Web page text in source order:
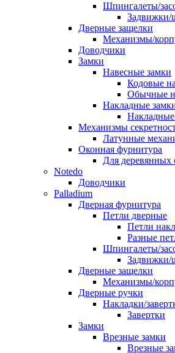
Шпингалеты/
Задвижки/
Дверные защелки
Механизмы/
Доводчики
Замки
Навесные замки
Кодовые
Обычные
Накладные
Накладные
Механизмы
Латунные
Оконная фурнитура
Для деревянных
Notedo
Доводчики
Palladium
Дверная фурнитура
Петли дверные
Петли
Разные
Шпингалеты/
Задвижки/
Дверные защелки
Механизмы/
Дверные ручки
Накладки/
Завертки
Замки
Врезные замки
Врезные